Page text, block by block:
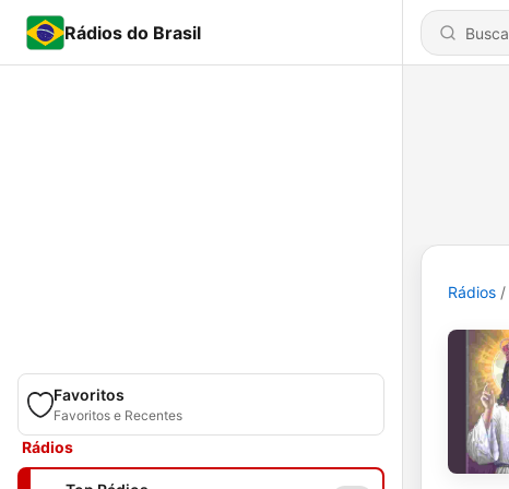
Rádios do Brasil
Favoritos
Favoritos e Recentes
Rádios
Rádios